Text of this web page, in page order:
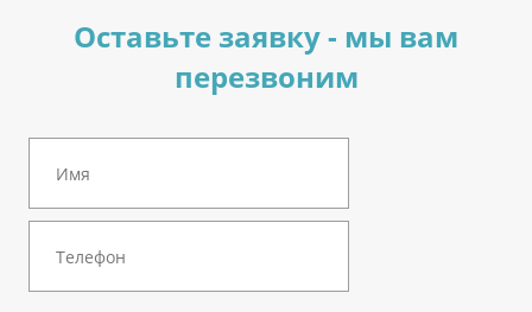
Оставьте заявку - мы вам
перезвоним